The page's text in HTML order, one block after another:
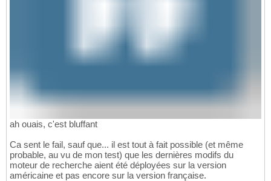
ah ouais, c'est bluffant
Ca sent le fail, sauf que... il est tout à fait possible (et même
probable, au vu de mon test) que les dernières modifs du
moteur de recherche aient été déployées sur la version
américaine et pas encore sur la version française.